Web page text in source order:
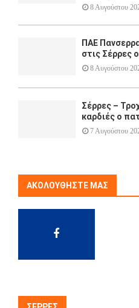
8 Αυγούστου
ΠΑΕ
στις Σέρρες
8 Αυγούστου
Σέρρες –
καρδιές ο
7 Αυγούστου
ΑΚΟΛΟΥΘΉΣΤΕ ΜΑΣ